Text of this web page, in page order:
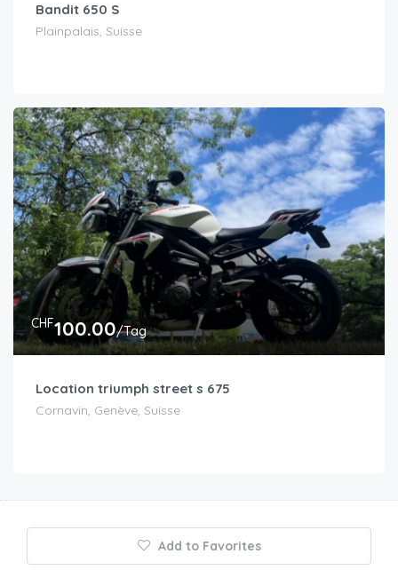
Bandit 650 S
Plainpalais, Suisse
CHF100.00/Tag
Location triumph street s 675
Cornavin, Genève, Suisse
Add to Favorites